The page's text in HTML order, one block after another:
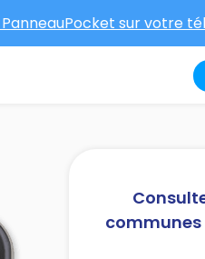
sur votre